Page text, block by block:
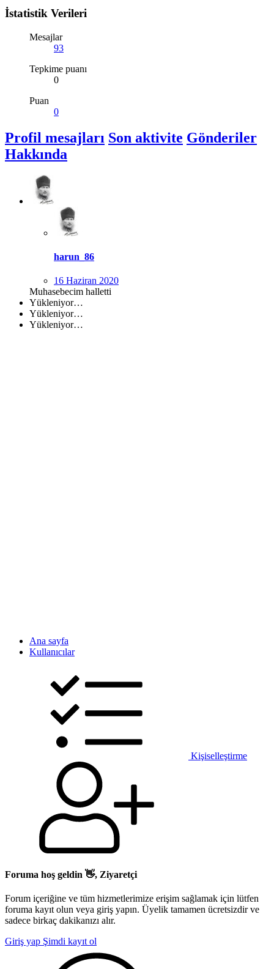
İstatistik Verileri
Mesajlar
93
Tepkime puanı
0
Puan
0
Profil mesajları Son aktivite Gönderiler
Hakkında
harun_86
16 Haziran 2020
Muhasebecim halletti
Yükleniyor…
Yükleniyor…
Yükleniyor…
Ana sayfa
Kullanıcılar
Kişiselleştirme
Foruma hoş geldin 👋, Ziyaretçi
Forum içeriğine ve tüm hizmetlerimize erişim sağlamak için lütfen
foruma kayıt olun veya giriş yapın. Üyelik tamamen ücretsizdir ve
sadece birkaç dakikanızı alır.
Giriş yap Şimdi kayıt ol